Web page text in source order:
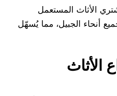
الأثاث المستعمل
أنحاء الجبيل، مما يُسهّل
الأثاث